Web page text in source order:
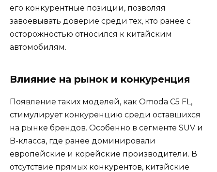
его конкурентные позиции, позволяя
завоевывать доверие среди тех, кто ранее с
осторожностью относился к китайским
автомобилям.
Влияние на рынок и конкуренция
Появление таких моделей, как Omoda C5 FL,
стимулирует конкуренцию среди оставшихся
на рынке брендов. Особенно в сегменте SUV и
B-класса, где ранее доминировали
европейские и корейские производители. В
отсутствие прямых конкурентов, китайские